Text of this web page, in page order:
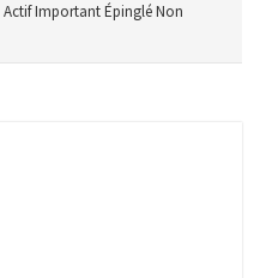
ActifImportantÉpingléNon